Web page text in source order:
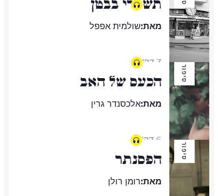
3 דק'
מאת:שולמית אפפל
3 דק'
סיפור הכעס של האב
מאת:אלכסנדר גרין
6 דק'
סיפור הפסנתר
מאת:רומן רולן